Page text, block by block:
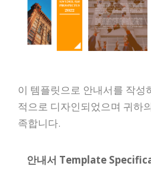
이 템플릿으로 안내서를 작성
적으로 디자인되었으며 귀하
족합니다.
안내서 Template